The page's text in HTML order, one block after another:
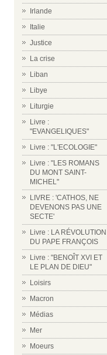
Irlande
Italie
Justice
La crise
Liban
Libye
Liturgie
Livre :
"EVANGELIQUES"
Livre : "L'ECOLOGIE"
Livre : "LES ROMANS
DU MONT SAINT-
MICHEL"
LIVRE : 'CATHOS, NE
DEVENONS PAS UNE
SECTE'
Livre : LA RÉVOLUTION
DU PAPE FRANÇOIS
Livre : "BENOÎT XVI ET
LE PLAN DE DIEU"
Loisirs
Macron
Médias
Mer
Moeurs